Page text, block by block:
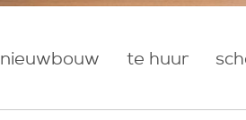
nieuwbouw te huur